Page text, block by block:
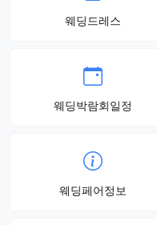
웨딩드레스
웨딩박람회일정
웨딩페어정보